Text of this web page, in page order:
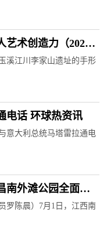
艺术创造力（2023
溪江川李家山遗址的手形
电话 环球热资讯
意大利总统马塔雷拉通电
南外滩公园全面开
罗陈晨）7月1日，江西南